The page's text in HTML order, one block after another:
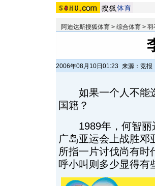
阿迪达斯搜狐体育 > 综合体育 > 羽
2006年08月10日01:23 来源：竞报
如果一个人不能选
国籍？
1989年，何智丽
广岛亚运会上战胜邓
所指一片讨伐尚有时
呼小叫则多少显得有